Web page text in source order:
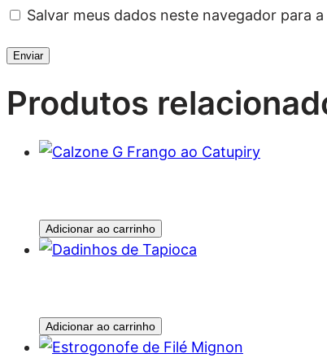
Salvar meus dados neste navegador para
Produtos
Adicionar ao carrinho
Adicionar ao carrinho